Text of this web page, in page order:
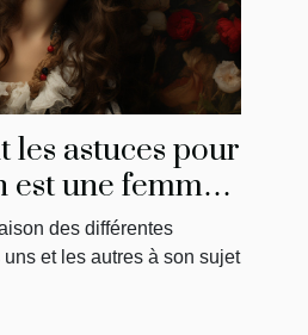
les astuces pour
est une femme
des différentes
et les autres à son sujet